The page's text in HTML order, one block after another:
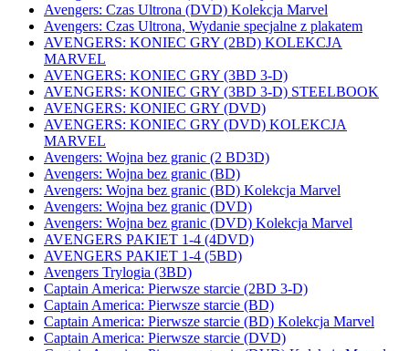
Avengers: Czas Ultrona (DVD) Kolekcja Marvel
Avengers: Czas Ultrona, Wydanie specjalne z plakatem
AVENGERS: KONIEC GRY (2BD) KOLEKCJA
MARVEL
AVENGERS: KONIEC GRY (3BD 3-D)
AVENGERS: KONIEC GRY (3BD 3-D) STEELBOOK
AVENGERS: KONIEC GRY (DVD)
AVENGERS: KONIEC GRY (DVD) KOLEKCJA
MARVEL
Avengers: Wojna bez granic (2 BD3D)
Avengers: Wojna bez granic (BD)
Avengers: Wojna bez granic (BD) Kolekcja Marvel
Avengers: Wojna bez granic (DVD)
Avengers: Wojna bez granic (DVD) Kolekcja Marvel
AVENGERS PAKIET 1-4 (4DVD)
AVENGERS PAKIET 1-4 (5BD)
Avengers Trylogia (3BD)
Captain America: Pierwsze starcie (2BD 3-D)
Captain America: Pierwsze starcie (BD)
Captain America: Pierwsze starcie (BD) Kolekcja Marvel
Captain America: Pierwsze starcie (DVD)